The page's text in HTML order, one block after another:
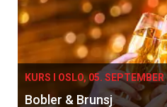
KURS I OSLO, 05. SEPTEMBER
Bobler & Brunsj